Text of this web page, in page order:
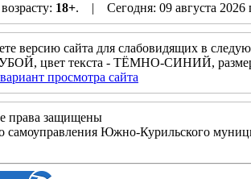
18+. | Сегодня: 09 августа
версию сайта для слабовидящих в
цвет текста - ТЁМНО-СИНИЙ,
просмотра сайта
права защищены
самоуправления Южно-Курильского